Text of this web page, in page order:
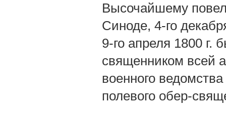
Высочайшему
Синоде, 4-го
9-го апреля 1800 г.
священником всей
военного
полевого обер-